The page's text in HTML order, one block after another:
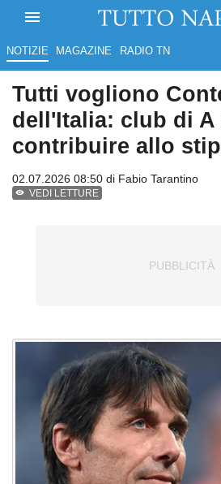
NOTIZIE MAGAZINE RADIO TN
Tutti vogliono
dell'Italia: club di
contribuire allo
02.07.2026 08:50 di Fabio Tarantino
VEDI LETTURE